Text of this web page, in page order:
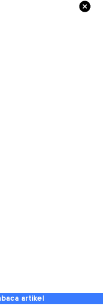
artikel